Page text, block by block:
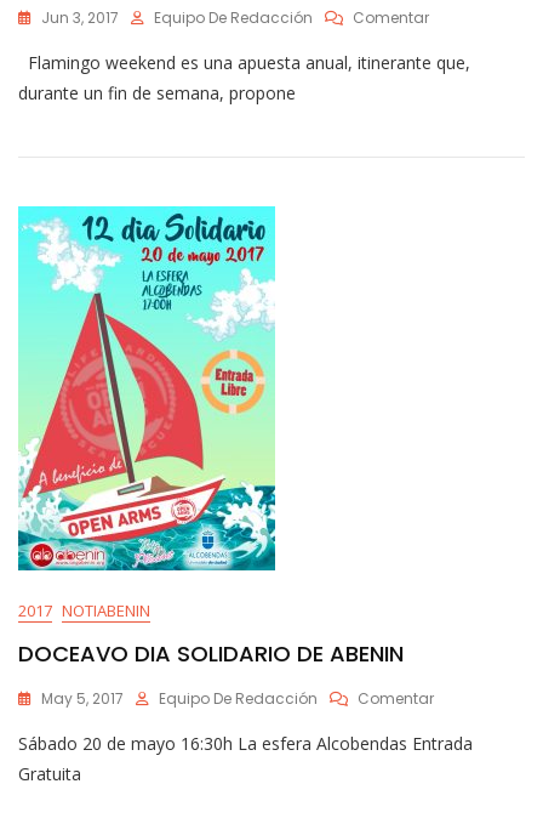
Jun 3, 2017 Equipo De Redacción ComentarEn
Weekend
Flamingo weekend es una apuesta anual, itinerante que,
durante un fin de semana, propone
2017 NOTIABENIN
DOCEAVO DIA SOLIDARIO DE ABENIN
May 5, 2017 Equipo De Redacción ComentarEn
DIA
Sábado 20 de mayo 16:30h La esfera Alcobendas Entrada
Gratuita